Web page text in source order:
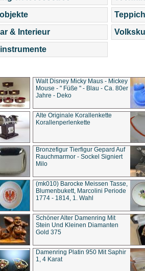
& Interieur
Walt Disney Micky Maus - Mickey
Mouse - " Füße " - Blau - Ca. 80er
Jahre - Deko
Alte Originale Korallenkette
Korallenperlenkette
Bronzefigur Tierfigur Gepard Auf
Rauchmarmor - Sockel Signiert
Milo
(mk010) Barocke Meissen Tasse,
Blumenbukett, Marcolini Periode
1774 - 1814, 1. Wahl
Schöner Alter Damenring Mit
Stein Und Kleinen Diamanten
Gold 375
Damenring Platin 950 Mit Saphir
1, 4 Karat